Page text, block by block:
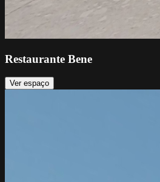
Restaurante Bene
Ver espaço